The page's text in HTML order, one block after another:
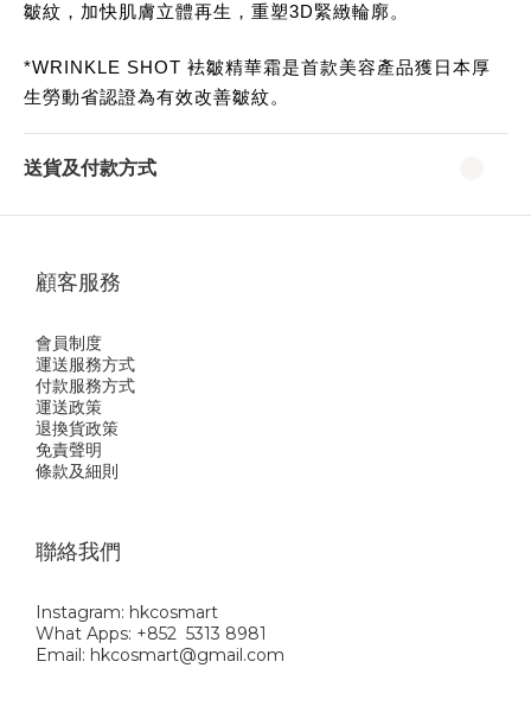
皺紋，加快肌膚立體再生，重塑3D緊緻輪廓。
*WRINKLE SHOT 袪皺精華霜是首款美容產品獲日本厚
生勞動省認證為有效改善皺紋。
送貨及付款方式
顧客服務
會員制度
運送服務方式
付款服務方式
運送政策
退換貨政策
免責聲明
條款及細則
聯絡我們
Instagram: hkcosmart
What Apps: +852 5313 8981
Email: hkcosmart@gmail.com